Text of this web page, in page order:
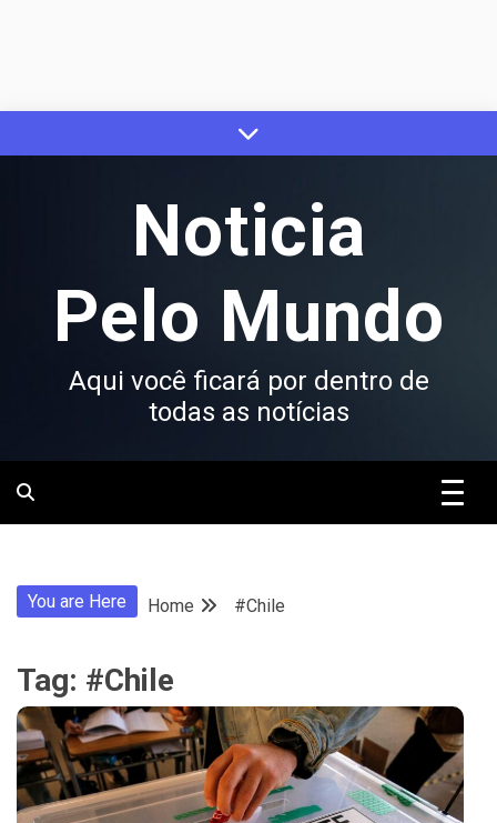
to
Noticia
Pelo Mundo
Aqui você ficará por dentro de
todas as notícias
You are Here Home #Chile
Tag: #Chile